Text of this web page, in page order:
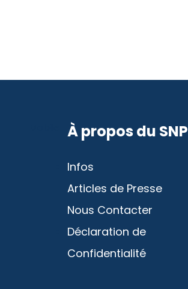
À propos du SNP
Infos
Articles de Presse
Nous Contacter
Déclaration de
Confidentialité